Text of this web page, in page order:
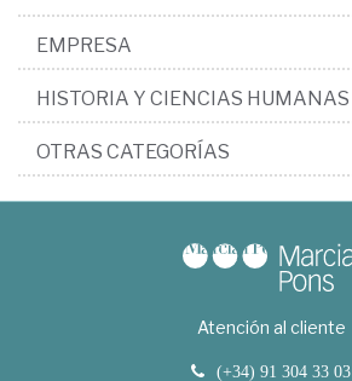
EMPRESA
HISTORIA Y CIENCIAS HUMANAS
OTRAS CATEGORÍAS
Atención al cliente
(+34) 91 304 33 03